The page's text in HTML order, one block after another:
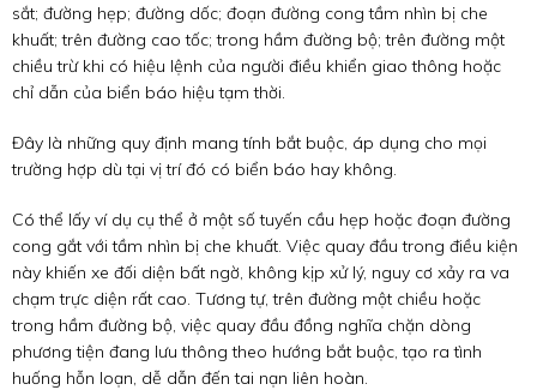
sắt; đường hẹp; đường dốc; đoạn đường cong tầm nhìn bị che
khuất; trên đường cao tốc; trong hầm đường bộ; trên đường một
chiều trừ khi có hiệu lệnh của người điều khiển giao thông hoặc
chỉ dẫn của biển báo hiệu tạm thời.
Đây là những quy định mang tính bắt buộc, áp dụng cho mọi
trường hợp dù tại vị trí đó có biển báo hay không.
Có thể lấy ví dụ cụ thể ở một số tuyến cầu hẹp hoặc đoạn đường
cong gắt với tầm nhìn bị che khuất. Việc quay đầu trong điều kiện
này khiến xe đối diện bất ngờ, không kịp xử lý, nguy cơ xảy ra va
chạm trực diện rất cao. Tương tự, trên đường một chiều hoặc
trong hầm đường bộ, việc quay đầu đồng nghĩa chặn dòng
phương tiện đang lưu thông theo hướng bắt buộc, tạo ra tình
huống hỗn loạn, dễ dẫn đến tai nạn liên hoàn.